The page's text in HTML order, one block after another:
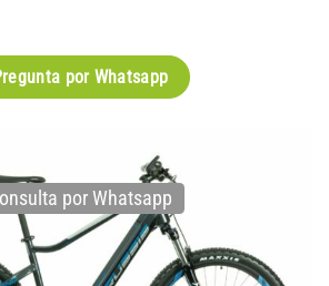
por Whatsapp
por Whatsapp